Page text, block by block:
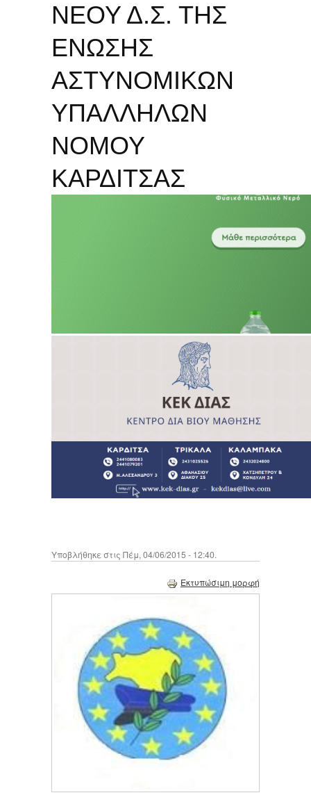
ΝΕΟΥ Δ.Σ. ΤΗΣ
ΕΝΩΣΗΣ
ΑΣΤΥΝΟΜΙΚΩΝ
ΥΠΑΛΛΗΛΩΝ
ΝΟΜΟΥ
ΚΑΡΔΙΤΣΑΣ
Υποβλήθηκε στις Πέμ, 04/06/2015 - 12:40.
Εκτυπώσιμη μορφή